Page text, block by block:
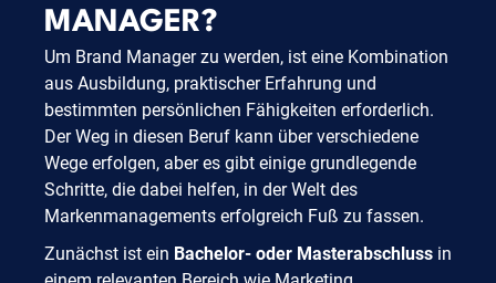
MANAGER?
Um Brand Manager zu werden, ist eine Kombination
aus Ausbildung, praktischer Erfahrung und
bestimmten persönlichen Fähigkeiten erforderlich.
Der Weg in diesen Beruf kann über verschiedene
Wege erfolgen, aber es gibt einige grundlegende
Schritte, die dabei helfen, in der Welt des
Markenmanagements erfolgreich Fuß zu fassen.
Zunächst ist ein Bachelor- oder Masterabschluss in